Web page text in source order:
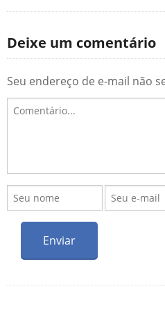
Deixe um comentário
Seu endereço de e-mail não